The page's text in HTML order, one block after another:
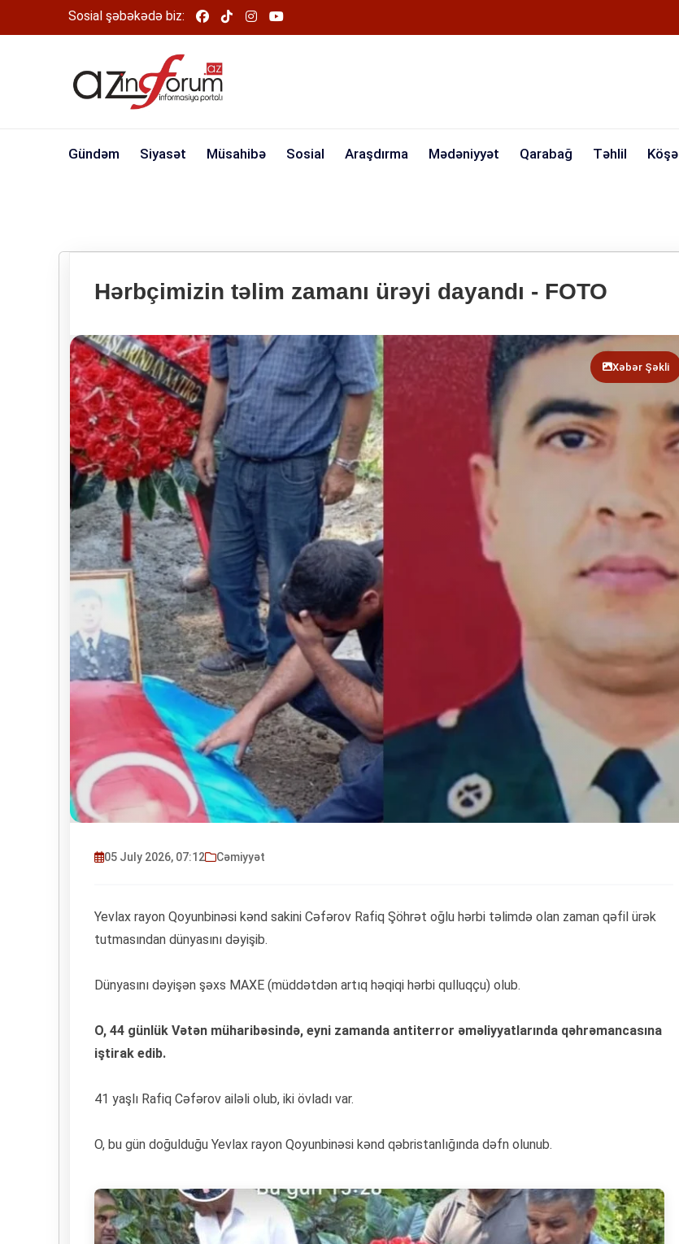
Sosial şəbəkədə biz:
Gündəm Siyasət Müsahibə Sosial Araşdırma Mədəniyyət Qarabağ Təhlil Köşə
Hərbçimizin təlim zamanı ürəyi dayandı - FOTO
Xəbər Şəkli
05 July 2026, 07:12 Cəmiyyət
Yevlax rayon Qoyunbinəsi kənd sakini Cəfərov Rafiq Şöhrət oğlu hərbi təlimdə olan zaman qəfil ürək
tutmasından dünyasını dəyişib.
Dünyasını dəyişən şəxs MAXE (müddətdən artıq həqiqi hərbi qulluqçu) olub.
O, 44 günlük Vətən müharibəsində, eyni zamanda antiterror əməliyyatlarında qəhrəmancasına
iştirak edib.
41 yaşlı Rafiq Cəfərov ailəli olub, iki övladı var.
O, bu gün doğulduğu Yevlax rayon Qoyunbinəsi kənd qəbristanlığında dəfn olunub.